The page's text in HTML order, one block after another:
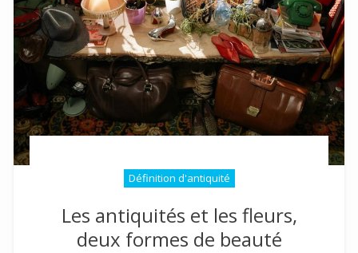
Définition d'antiquité
Les antiquités et les fleurs,
deux formes de beauté